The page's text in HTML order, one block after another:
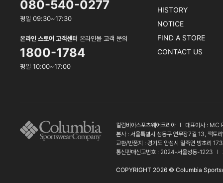
080-540-0277
평일 09:30~17:30
온라인 스토어 고객센터 온라인몰 고객 문의
1800-1784
평일 10:00~17:00
HISTORY
NOTICE
FIND A STORE
CONTACT US
컬럼비아스포츠웨어코리아 l
대표이사 :
본사 : 서울특별시 성동구 연무장7길 13, 팩토
교환/반품지 : 경기도 안성시 일죽면 방초리
통신판매신고번호 : 2024-서울성동-1223
l
COPYRIGHT 2026 © Columbia